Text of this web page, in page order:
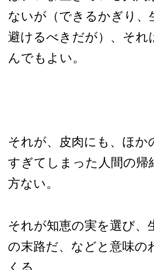
ないが（できるかぎり
避けるべきだが）、それ
んでもよい。
それが、皮肉にも、ほ
すぎてしまった人間の
方ない。
それが知恵の実を選び
の末路だ、などと意味
くる。